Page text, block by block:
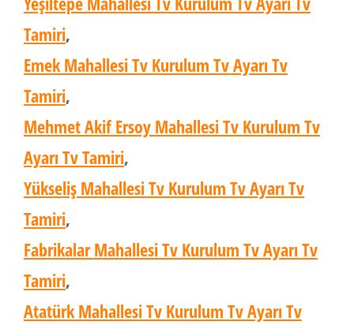
Tamiri,
Emek Mahallesi Tv Kurulum Tv Ayarı Tv
Tamiri,
Mehmet Akif Ersoy Mahallesi Tv Kurulum Tv
Ayarı Tv Tamiri,
Yükseliş Mahallesi Tv Kurulum Tv Ayarı Tv
Tamiri,
Fabrikalar Mahallesi Tv Kurulum Tv Ayarı Tv
Tamiri,
Atatürk Mahallesi Tv Kurulum Tv Ayarı Tv